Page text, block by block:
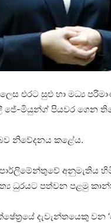
එරට සුළු හා මධ්‍ය
මියුන්ග් පියවර ගෙන
නිවේදනය කළේය.
පාර්ලිමේන්තුවේ
ධුරයට පත්වන පළමු
දැවැන්තයෙකු වන